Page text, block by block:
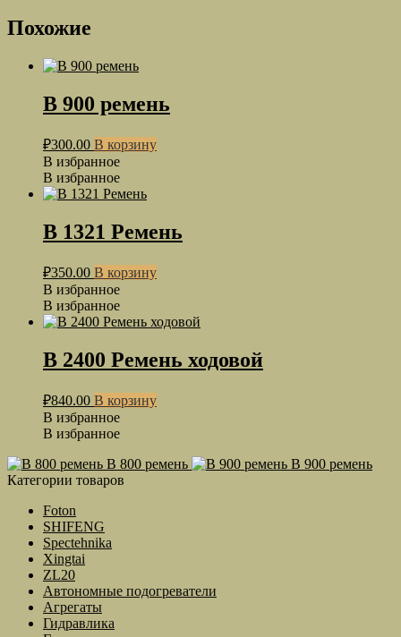
Похожие
B 900 ремень
₽300.00 В корзину
В избранное
В избранное
B 1321 Ремень
₽350.00 В корзину
В избранное
В избранное
B 2400 Ремень ходовой
₽840.00 В корзину
В избранное
В избранное
B 800 ремень
B 900 ремень
Категории товаров
Foton
SHIFENG
Spectehnika
Xingtai
ZL20
Автономные подогреватели
Агрегаты
Гидравлика